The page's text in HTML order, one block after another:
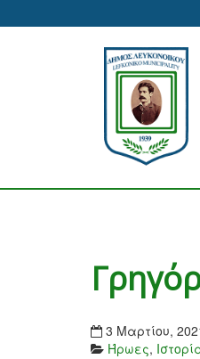
3 Μαρτίου,
Ήρωες,